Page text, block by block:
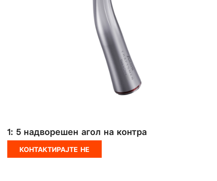
1: 5 надворешен агол на контра
КОНТАКТИРАЈТЕ НЕ